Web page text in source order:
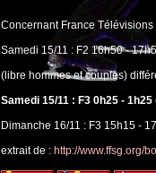
Concernant France Télévisions
Samedi 15/11 : F2 16h50 -
(libre hommes et couples)
Samedi 15/11 : F3 0h25 -
Dimanche 16/11 : F3 15h15 -
extrait de : http://www.ffsg.org/